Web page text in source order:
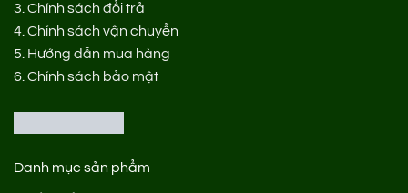
3.Chính sách đổi trả
4.Chính sách vận chuyển
5. Hướng dẫn mua hàng
6.Chính sách bảo mật
Danh mục sản phẩm